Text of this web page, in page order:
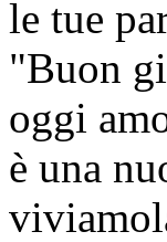
le tue
"Buon
oggi
è una